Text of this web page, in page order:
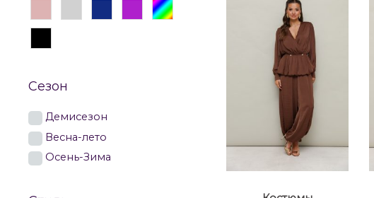
Сезон
Демисезон
Весна-лето
Осень-Зима